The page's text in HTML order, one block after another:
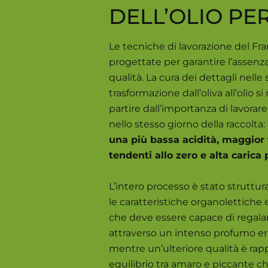
DELL’OLIO
Le tecniche di lavorazione del
progettate per garantire
qualità. La cura dei dettagli nelle
trasformazione dall’oliva all’olio
partire dall’importanza di
nello stesso giorno della
una più bassa acidità, maggior
tendenti allo zero e alta carica
L’intero processo è stato
le caratteristiche organolettiche
che deve essere capace di
attraverso un intenso profumo
mentre un’ulteriore qualità è
equilibrio tra amaro e piccante